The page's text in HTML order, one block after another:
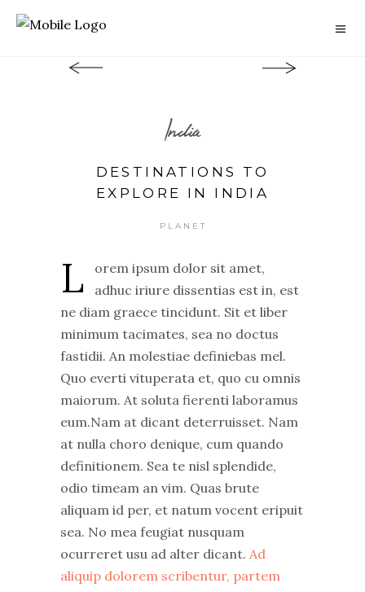
India
DESTINATIONS TO
EXPLORE IN INDIA
PLANET
L
orem ipsum dolor sit amet,
adhuc iriure dissentias est in, est
ne diam graece tincidunt. Sit et liber
minimum tacimates, sea no doctus
fastidii. An molestiae definiebas mel.
Quo everti vituperata et, quo cu omnis
maiorum. At soluta fierenti laboramus
eum.Nam at dicant deterruisset. Nam
at nulla choro denique, cum quando
definitionem. Sea te nisl splendide,
odio timeam an vim. Quas brute
aliquam id per, et natum vocent eripuit
sea. No mea feugiat nusquam
ocurreret usu ad alter dicant. Ad
aliquip dolorem scribentur, partem